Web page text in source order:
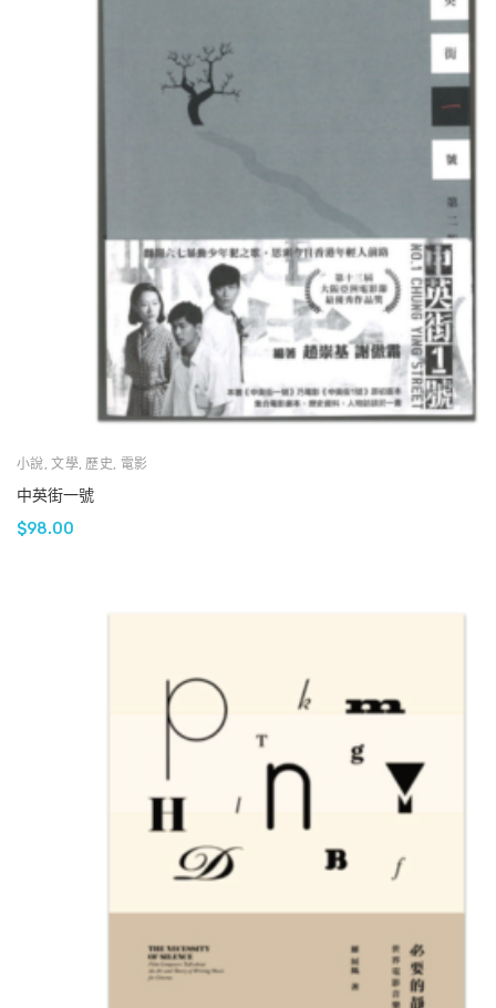
小說,文學,歷史, 電影
中英街一號
$98.00